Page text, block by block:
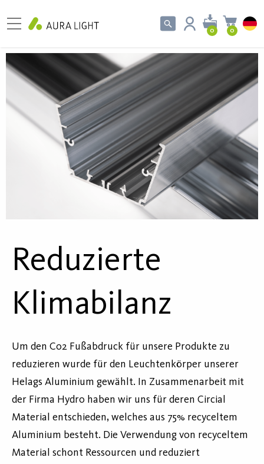
0 0
Reduzierte
Klimabilanz
Um den C02 Fußabdruck für unsere Produkte zu
reduzieren wurde für den Leuchtenkörper unserer
Helags Aluminium gewählt. In Zusammenarbeit mit
der Firma Hydro haben wir uns für deren Circial
Material entschieden, welches aus 75% recyceltem
Aluminium besteht. Die Verwendung von recyceltem
Material schont Ressourcen und reduziert